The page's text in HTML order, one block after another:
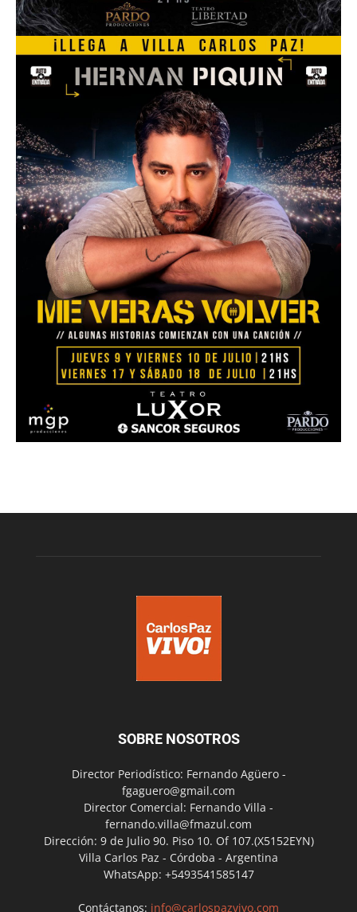
SOBRE NOSOTROS
Director Periodístico: Fernando Agüero -
fgaguero@gmail.com
Director Comercial: Fernando Villa -
fernando.villa@fmazul.com
Dirección: 9 de Julio 90. Piso 10. Of 107.(X5152EYN)
Villa Carlos Paz - Córdoba - Argentina
WhatsApp: +5493541585147
Contáctanos: info@carlospazvivo.com